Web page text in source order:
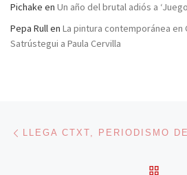
Pichake en Un año del brutal adiós a
Pepa Rullen La pintura contemporánea en
Satrústegui a Paula Cervilla
Navegación de